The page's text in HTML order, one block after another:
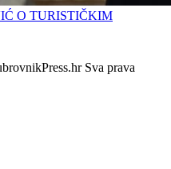
O TURISTIČKIM
Sva prava